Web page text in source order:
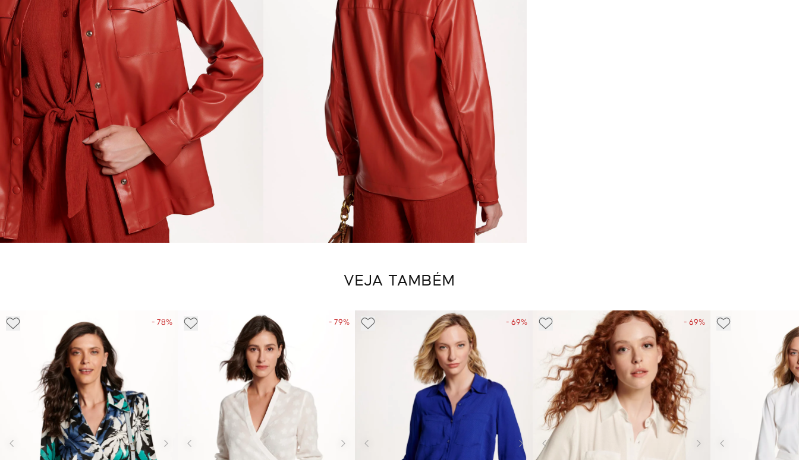
VEJA TAMBÉM
- 78% - 79% - 69% - 69%